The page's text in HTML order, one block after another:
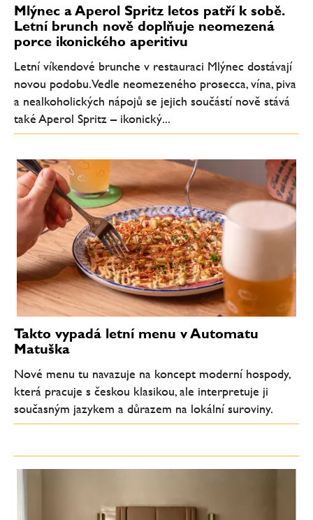
Mlýnec a Aperol Spritz letos patří k sobě.
Letní brunch nově doplňuje neomezená
porce ikonického aperitivu
Letní víkendové brunche v restauraci Mlýnec dostávají
novou podobu. Vedle neomezeného prosecca, vína, piva
a nealkoholických nápojů se jejich součástí nově stává
také Aperol Spritz – ikonický...
Takto vypadá letní menu v Automatu
Matuška
Nové menu tu navazuje na koncept moderní hospody,
která pracuje s českou klasikou, ale interpretuje ji
současným jazykem a důrazem na lokální suroviny.